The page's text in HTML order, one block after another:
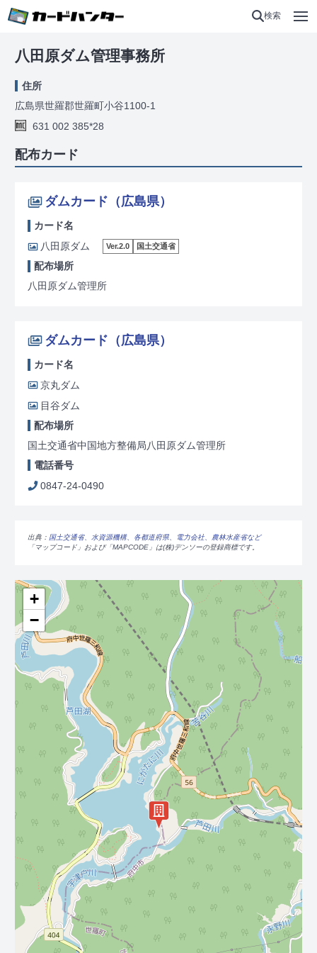
検索
八田原ダム管理事務所
住所
広島県世羅郡世羅町小谷1100-1
631 002 385*28
配布カード
ダムカード（広島県）
カード名
八田原ダム
Ver.2.0 国土交通省
配布場所
八田原ダム管理所
ダムカード（広島県）
カード名
京丸ダム
目谷ダム
配布場所
国土交通省中国地方整備局八田原ダム管理所
電話番号
0847-24-0490
出典： 国土交通省、水資源機構、各都道府県、電力会社、農林水産省など
「マップコード」および「MAPCODE」は(株)デンソーの登録商標です。
+
−